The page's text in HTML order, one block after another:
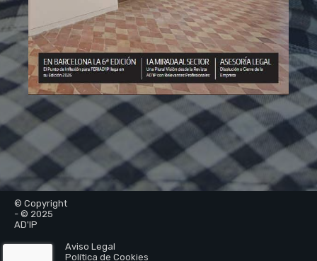
© Copyright
- © 2025
AD'IP
Aviso Legal
Política de Cookies